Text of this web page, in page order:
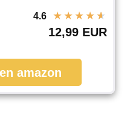
4.6 ★ ★ ★ ★ ★
12,99 EUR
amazon